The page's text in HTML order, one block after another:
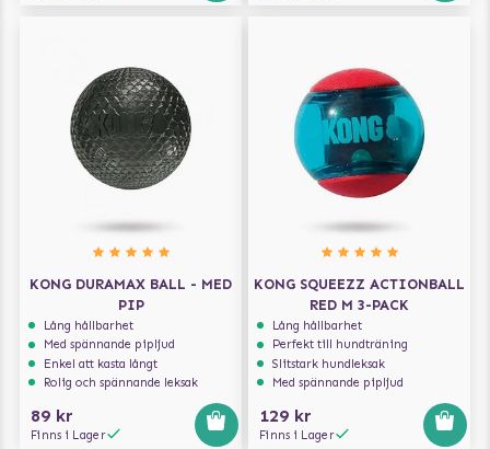
KONG DURAMAX BALL - MED
PIP
Lång hållbarhet
Med spännande pipljud
Enkel att kasta långt
Rolig och spännande leksak
89 kr
Finns i Lager
KONG SQUEEZZ ACTIONBALL
RED M 3-PACK
Lång hållbarhet
Perfekt till hundträning
Slitstark hundleksak
Med spännande pipljud
129 kr
Finns i Lager